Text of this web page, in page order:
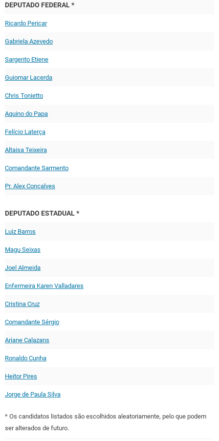
DEPUTADO FEDERAL *
Ricardo Pericar
Gabriela Azevedo
Sargento Etiene
Guiomar Lacerda
Chris Tonietto
Aquino do Papa
Felício Laterça
Altaisa Teixeira
Comandante Sarmento
Pr. Alex Conçalves
DEPUTADO ESTADUAL *
Luiz Barros
Magu Seixas
Joel Almeida
Enfermeira Karen Valladares
Cristina Cruz
Comandante Sérgio
Ariane Calazans
Ronaldo Cunha
Heitor Pires
Jorge de Paula Silva
* Os candidatos listados são escolhidos aleatoriamente, pelo que podem
ser alterados de futuro.